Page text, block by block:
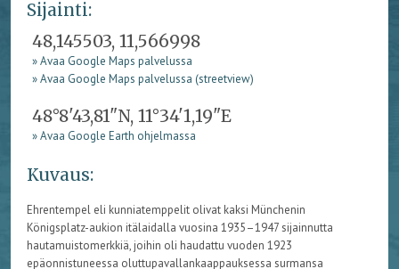
Sijainti:
48,145503, 11,566998
» Avaa Google Maps palvelussa
» Avaa Google Maps palvelussa (streetview)
48°8'43,81"N, 11°34'1,19"E
» Avaa Google Earth ohjelmassa
Kuvaus:
Ehrentempel eli kunniatemppelit olivat kaksi Münchenin
Königsplatz-aukion itälaidalla vuosina 1935–1947 sijainnutta
hautamuistomerkkiä, joihin oli haudattu vuoden 1923
epäonnistuneessa oluttupavallankaappauksessa surmansa